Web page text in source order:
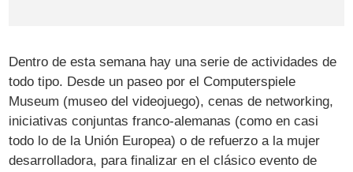
Dentro de esta semana hay una serie de actividades de
todo tipo. Desde un paseo por el Computerspiele
Museum (museo del videojuego), cenas de networking,
iniciativas conjuntas franco-alemanas (como en casi
todo lo de la Unión Europea) o de refuerzo a la mujer
desarrolladora, para finalizar en el clásico evento de